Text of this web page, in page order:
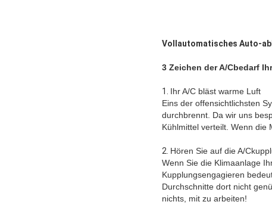
Vollautomatisches Auto-
3 Zeichen der A/Cbedarf
1. Ihr A/C bläst warme Luft
Eins der offensichtlichsten
durchbrennt. Da wir uns
Kühlmittel verteilt. Wenn die
2. Hören Sie auf die A/
Wenn Sie die Klimaanlage
Kupplungsengagieren
Durchschnitte dort nicht
nichts, mit zu arbeiten!